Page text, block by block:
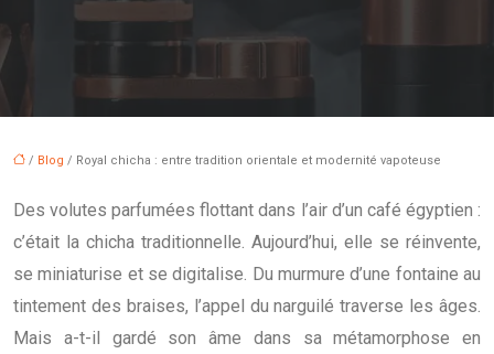
/ Blog / Royal chicha : entre tradition orientale et modernité vapoteuse
Des volutes parfumées flottant dans l’air d’un café égyptien :
c’était la chicha traditionnelle. Aujourd’hui, elle se réinvente,
se miniaturise et se digitalise. Du murmure d’une fontaine au
tintement des braises, l’appel du narguilé traverse les âges.
Mais a-t-il gardé son âme dans sa métamorphose en